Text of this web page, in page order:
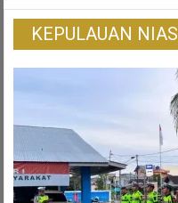
KEPULAUAN NIAS